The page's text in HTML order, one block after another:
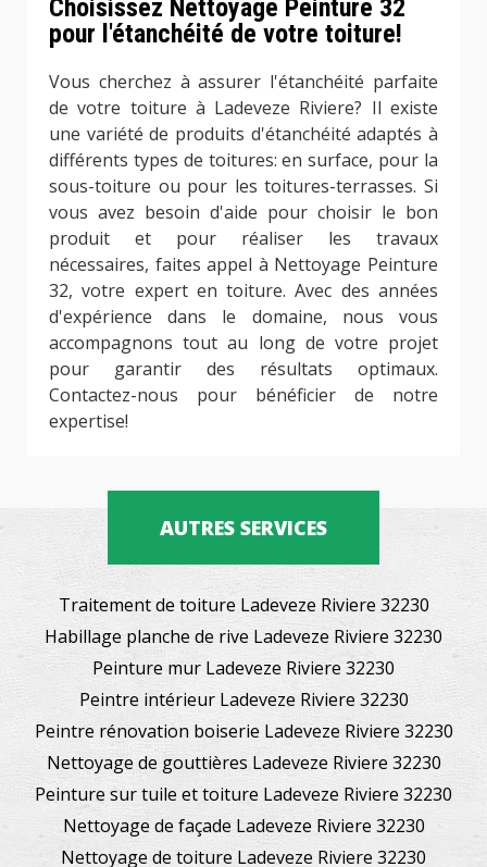
Choisissez Nettoyage Peinture 32
pour l'étanchéité de votre toiture!
Vous cherchez à assurer l'étanchéité parfaite
de votre toiture à Ladeveze Riviere? Il existe
une variété de produits d'étanchéité adaptés à
différents types de toitures: en surface, pour la
sous-toiture ou pour les toitures-terrasses. Si
vous avez besoin d'aide pour choisir le bon
produit et pour réaliser les travaux
nécessaires, faites appel à Nettoyage Peinture
32, votre expert en toiture. Avec des années
d'expérience dans le domaine, nous vous
accompagnons tout au long de votre projet
pour garantir des résultats optimaux.
Contactez-nous pour bénéficier de notre
expertise!
AUTRES SERVICES
Traitement de toiture Ladeveze Riviere 32230
Habillage planche de rive Ladeveze Riviere 32230
Peinture mur Ladeveze Riviere 32230
Peintre intérieur Ladeveze Riviere 32230
Peintre rénovation boiserie Ladeveze Riviere 32230
Nettoyage de gouttières Ladeveze Riviere 32230
Peinture sur tuile et toiture Ladeveze Riviere 32230
Nettoyage de façade Ladeveze Riviere 32230
Nettoyage de toiture Ladeveze Riviere 32230